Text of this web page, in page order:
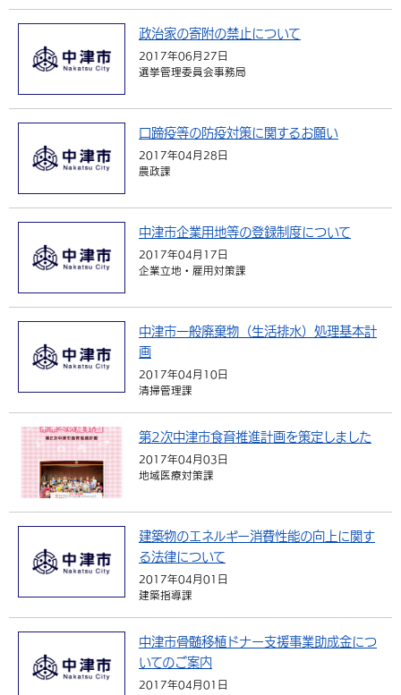
政治家の寄附の禁止について
2017年06月27日
選挙管理委員会事務局
口蹄疫等の防疫対策に関するお願い
2017年04月28日
農政課
中津市企業用地等の登録制度について
2017年04月17日
企業立地・雇用対策課
中津市一般廃棄物（生活排水）処理基本計
画
2017年04月10日
清掃管理課
第2次中津市食育推進計画を策定しました
2017年04月03日
地域医療対策課
建築物のエネルギー消費性能の向上に関す
る法律について
2017年04月01日
建築指導課
中津市骨髄移植ドナー支援事業助成金につ
いてのご案内
2017年04月01日